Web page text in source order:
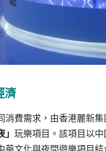
濟
費需求，由香港麗新
玩樂項目。該項目以